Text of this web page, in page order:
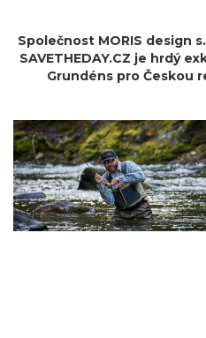
Společnost MORIS design
SAVETHEDAY.CZ je hrdý
Grundéns pro Českou